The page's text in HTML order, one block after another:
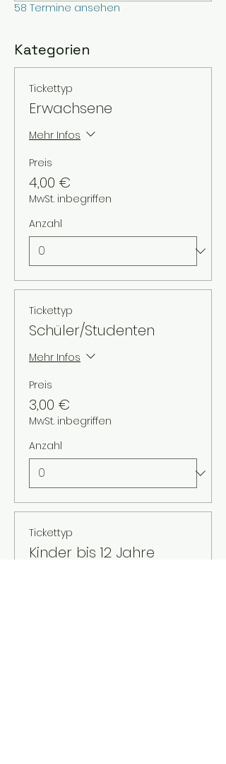
58 Termine ansehen
Kategorien
Tickettyp
Erwachsene
Mehr Infos
Preis
4,00 €
MwSt. inbegriffen
Anzahl
Tickettyp
Schüler/Studenten
Mehr Infos
Preis
3,00 €
MwSt. inbegriffen
Anzahl
Tickettyp
Kinder bis 12 Jahre